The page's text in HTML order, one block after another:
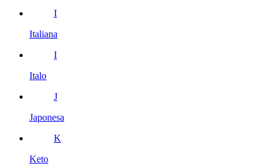
I
Italiana
I
Italo
J
Japonesa
K
Keto